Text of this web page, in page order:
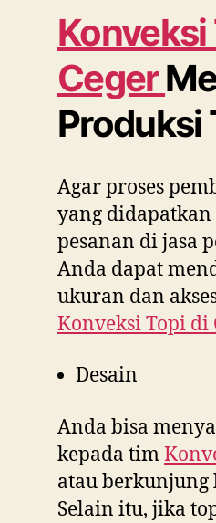
Konveksi
Ceger
Produksi
Agar proses
yang
pesanan di jasa
Anda dapat
ukuran dan
Konveksi Topi di
Desain
Anda bisa
kepada tim
atau berkunjung
Selain itu, jika